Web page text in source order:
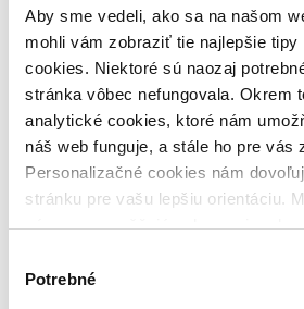
Aby sme vedeli, ako sa na našom
mohli vám zobraziť tie najlepšie tipy
cookies. Niektoré sú naozaj
stránka vôbec nefungovala. Okrem
analytické cookies, ktoré nám
náš web funguje, a stále ho pre vás
Personalizačné cookies nám
stránku pre vašu lepšiu orientáciu.
nám zas umožňujú zobrazenie
nám pomohlo, keby sme mohli
súhlasu
Potrebné
Autor
George Orwell (1 titul) George
Vydavateľstvo
Argo (1 titul)Argo1
Väzba
brožovaná väzba (1 titul)
Zúžiť výber